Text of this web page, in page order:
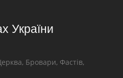
України
Бровари, Фастів,